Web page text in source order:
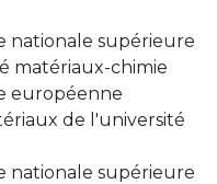
nationale supérieure
matériaux-chimie
européenne
de l'université
nationale supérieure